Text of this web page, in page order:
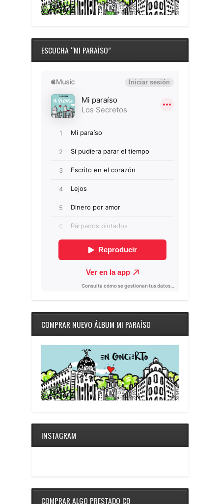
ESCUCHA “MI PARAÍSO”
COMPRAR NUEVO ÁLBUM MI PARAÍSO
INSTAGRAM
COMPRAR ALGO PRESTADO CD